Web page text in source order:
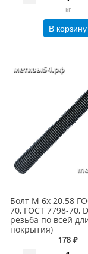
кг
В корзину
Болт М 6х 20.58
70, ГОСТ 7798-70,
резьба по всей
покрытия)
178 ₽